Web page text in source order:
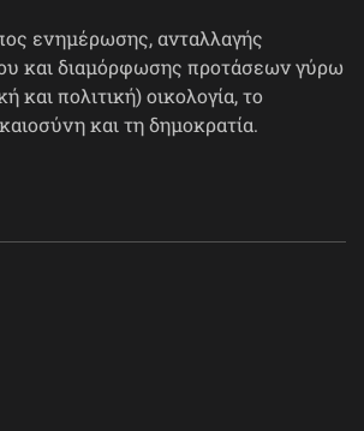
ενημέρωσης, ανταλλαγής
και διαμόρφωσης προτάσεων γύρω
και πολιτική) οικολογία, το
και τη δημοκρατία.